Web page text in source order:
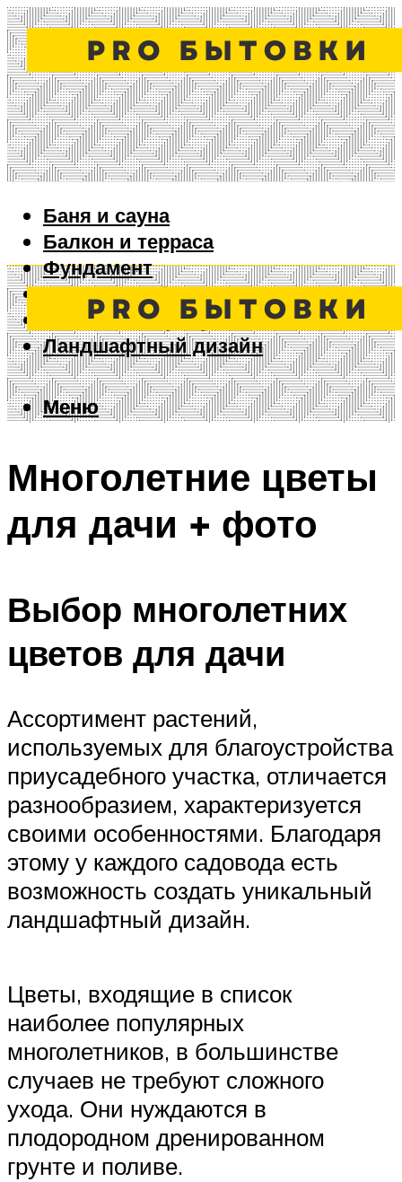
Баня и сауна
Балкон и терраса
Фундамент
Ворота и забор
Дизайн интерьера
Ландшафтный дизайн
Меню
Меню
Многолетние цветы
для дачи + фото
Выбор многолетних
цветов для дачи
Ассортимент растений,
используемых для благоустройства
приусадебного участка, отличается
разнообразием, характеризуется
своими особенностями. Благодаря
этому у каждого садовода есть
возможность создать уникальный
ландшафтный дизайн.
Цветы, входящие в список
наиболее популярных
многолетников, в большинстве
случаев не требуют сложного
ухода. Они нуждаются в
плодородном дренированном
грунте и поливе.